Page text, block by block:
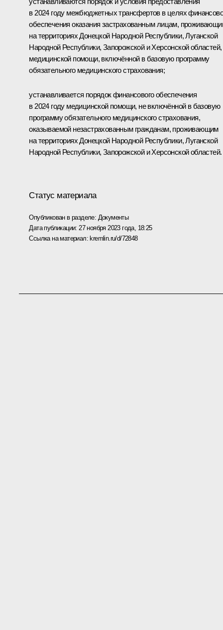
в 2024 году межбюджетных трансфертов в целях
обеспечения оказания застрахованным лицам,
на территориях Донецкой Народной Республики, Луганской
Народной Республики, Запорожской и Херсонской областей,
медицинской помощи, включённой в базовую программу
обязательного медицинского страхования;
устанавливается порядок финансового обеспечения
в 2024 году медицинской помощи, не включённой в базовую
программу обязательного медицинского страхования,
оказываемой незастрахованным гражданам, проживающим
на территориях Донецкой Народной Республики, Луганской
Народной Республики, Запорожской и Херсонской областей.
Статус материала
Опубликован в разделе: Документы
Дата публикации: 27 ноября 2023 года, 18:25
Ссылка на материал: kremlin.ru/d/72848